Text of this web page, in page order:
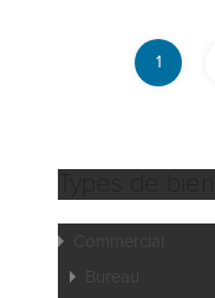
1